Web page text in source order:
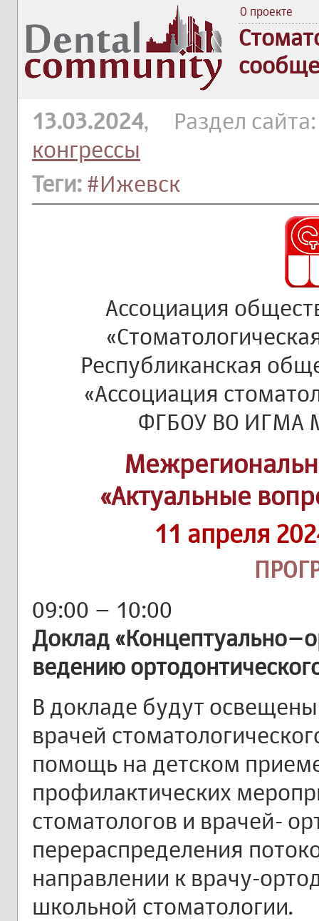
О проекте
13.03.2024, Раздел
конгрессы
Теги: #Ижевск
Ассоциация
Республиканская
«Ассоциация
ФГБОУ ВО ИГМА
«Актуальные
11 апреля
09:00 – 10:00
Доклад
ведению
В докладе будут
врачей
помощь на детском
профилактических
стоматологов и врачей-
перераспределения
направлении к врачу-
школьной стоматологии.